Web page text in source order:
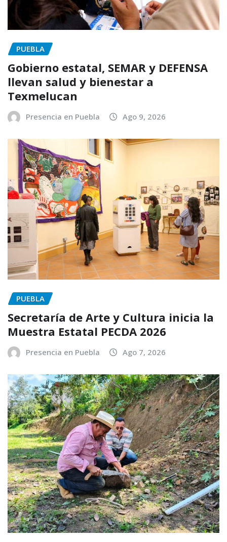
PUEBLA
Gobierno estatal, SEMAR y DEFENSA
llevan salud y bienestar a
Texmelucan
Presencia en Puebla Ago 9, 2026
PUEBLA
Secretaría de Arte y Cultura inicia la
Muestra Estatal PECDA 2026
Presencia en Puebla Ago 7, 2026